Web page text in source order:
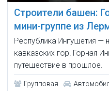
Строители башен:
мини-группе из
Республика Ингушетия —
кавказских гор! Горная
путешествие в прошлое.
Групповая